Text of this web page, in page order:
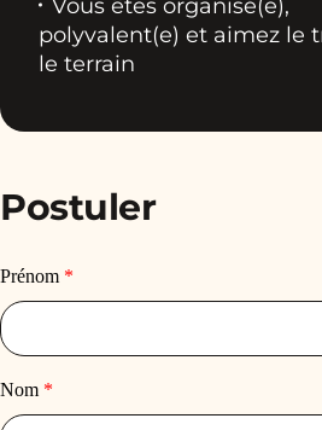
Vous êtes organisé(e),
polyvalent(e) et aimez le
le terrain
Postuler